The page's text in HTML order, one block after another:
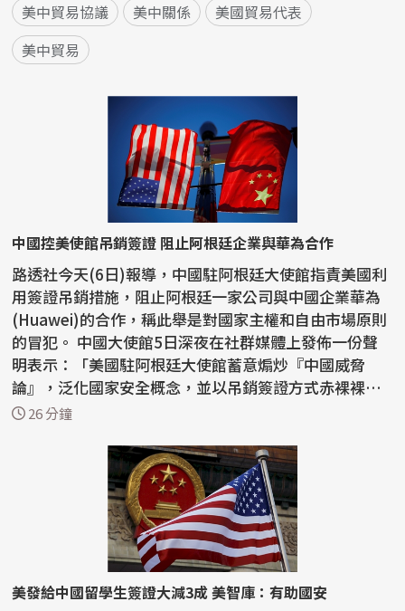
美中貿易協議 美中關係
美國貿易代表
美中貿易
中國控美使館吊銷簽證 阻止阿根廷企業與華為合作
路透社今天(6日)報導，中國駐阿根廷大使館指責美國利
用簽證吊銷措施，阻止阿根廷一家公司與中國企業華為
(Huawei)的合作，稱此舉是對國家主權和自由市場原則
的冒犯。 中國大使館5日深夜在社群媒體上發佈一份聲
明表示：「美國駐阿根廷大使館蓄意煽炒『中國威脅
論』，泛化國家安全概念，並以吊銷簽證方式赤裸裸阻
止正常...
26 分鐘
美發給中國留學生簽證大減3成 美智庫：有助國安